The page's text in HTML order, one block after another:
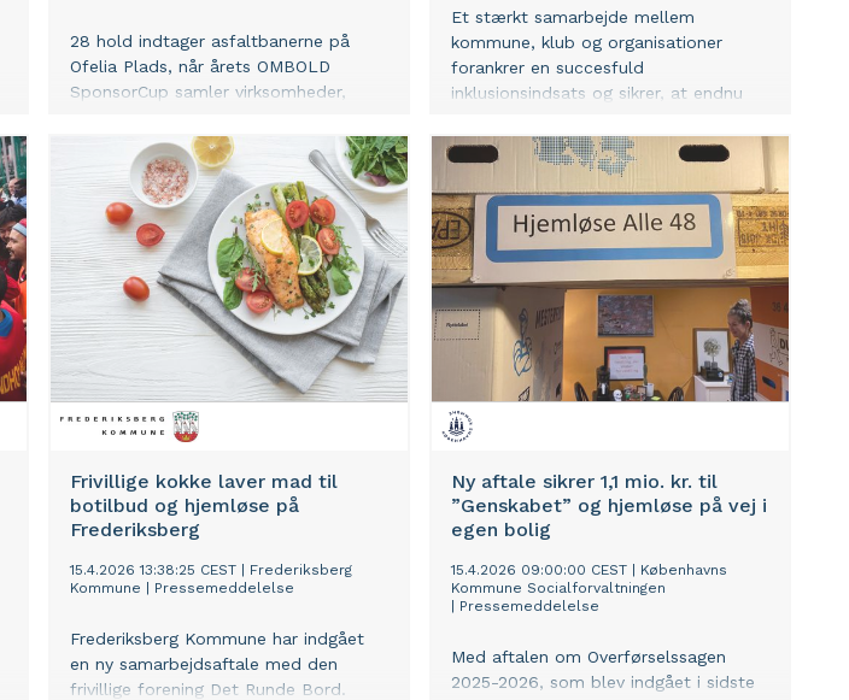
28 hold indtager asfaltbanerne på
Ofelia Plads, når årets OMBOLD
SponsorCup samler virksomheder,
sikre, at de danske hjemløselandshold
kan repræsentere Danmark ved VM i
gadefodbold 2026 i Mexico.
Et stærkt samarbejde mellem
kommune, klub og organisationer
forankrer en succesfuld
inklusionsindsats og sikrer, at endnu
adgang til idrætsfællesskaber frem
mod 2027.
Frivillige kokke laver mad til
botilbud og hjemløse på
Frederiksberg
15.4.2026 13:38:25 CEST
Frederiksberg
Kommune
Pressemeddelelse
Frederiksberg Kommune har indgået
en ny samarbejdsaftale med den
frivillige forening Det Runde Bord.
Ny aftale sikrer 1,1 mio. kr. til
”Genskabet” og hjemløse på vej i
egen bolig
15.4.2026 09:00:00 CEST
Københavns
Kommune Socialforvaltningen
Pressemeddelelse
Med aftalen om Overførselssagen
2025-2026, som blev indgået i sidste